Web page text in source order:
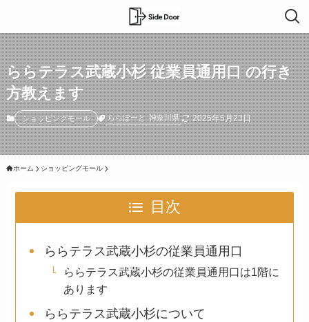
ららテラス武蔵小杉 従業員通用口 の行き
方教えます
ショッピングモール ららぽーと 神奈川県 2025年5月23日
ホーム ショッピングモール
目次
ららテラス武蔵小杉の従業員通用口
ららテラス武蔵小杉の従業員通用口は1階に
あります
ららテラス武蔵小杉について